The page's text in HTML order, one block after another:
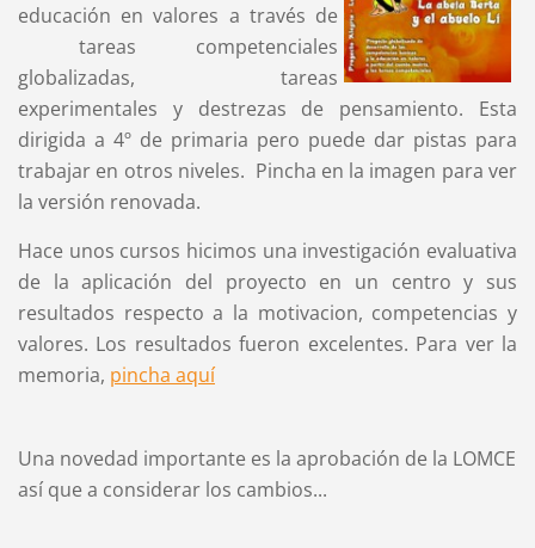
educación en valores a través de
tareas competenciales
globalizadas, tareas
experimentales y destrezas de pensamiento. Esta
dirigida a 4º de primaria pero puede dar pistas para
trabajar en otros niveles. Pincha en la imagen para ver
la versión renovada.
Hace unos cursos hicimos una investigación evaluativa
de la aplicación del proyecto en un centro y sus
resultados respecto a la motivacion, competencias y
valores. Los resultados fueron excelentes. Para ver la
memoria, pincha aquí
Una novedad importante es la aprobación de la LOMCE
así que a considerar los cambios...